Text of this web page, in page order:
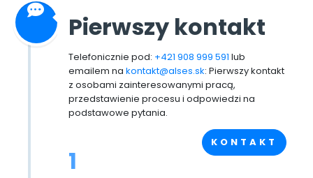
Pierwszy kontakt
Telefonicznie pod: +421 908 999 591lub
emailem nakontakt@alses.sk: Pierwszy kontakt
z osobami zainteresowanymi pracą,
przedstawienie procesu i odpowiedzi na
podstawowe pytania.
KONTAKT
1